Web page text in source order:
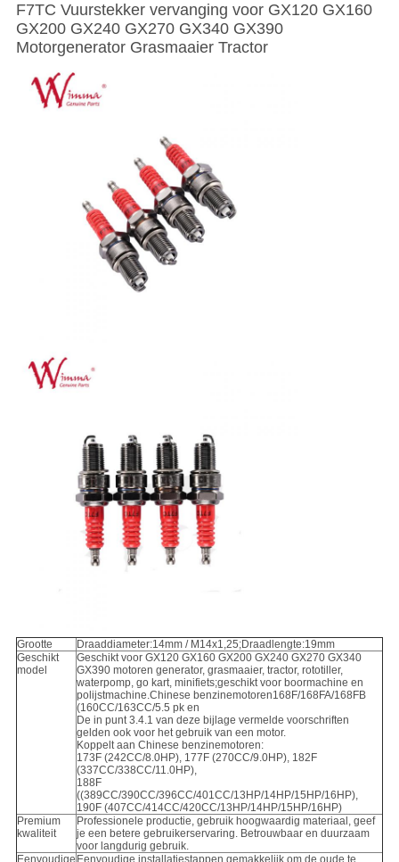
F7TC Vuurstekker vervanging voor GX120 GX160
GX200 GX240 GX270 GX340 GX390
Motorgenerator Grasmaaier Tractor
Grootte
Draaddiameter:14mm / M14x1,25;Draadlengte:19mm
Geschikt
model
Geschikt voor GX120 GX160 GX200 GX240 GX270 GX340
GX390 motoren generator, grasmaaier, tractor, rototiller,
waterpomp, go kart, minifiets;geschikt voor boormachine en
polijstmachine.Chinese benzinemotoren168F/168FA/168FB
(160CC/163CC/5.5 pk en
De in punt 3.4.1 van deze bijlage vermelde voorschriften
gelden ook voor het gebruik van een motor.
Koppelt aan Chinese benzinemotoren:
173F (242CC/8.0HP), 177F (270CC/9.0HP), 182F
(337CC/338CC/11.0HP),
188F
((389CC/390CC/396CC/401CC/13HP/14HP/15HP/16HP),
190F (407CC/414CC/420CC/13HP/14HP/15HP/16HP)
Premium
kwaliteit
Professionele productie, gebruik hoogwaardig materiaal, geef
je een betere gebruikerservaring. Betrouwbaar en duurzaam
voor langdurig gebruik.